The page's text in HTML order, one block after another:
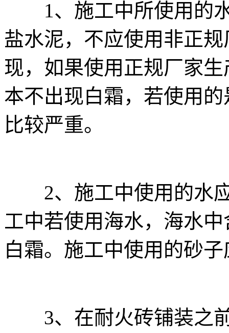
1、施工中所使用的水
盐水泥，不应使用非正
现，如果使用正规厂家
本不出现白霜，若使用
比较严重。
2、施工中使用的水应
工中若使用海水，海水
白霜。施工中使用的砂
3、在耐火砖铺装之前